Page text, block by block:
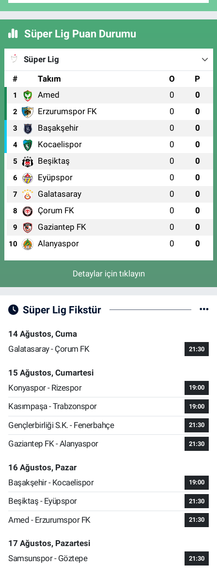
Süper Lig Puan Durumu
Süper Lig
#
Takım O P
1 Amed 0 0
2 Erzurumspor FK 0 0
3 Başakşehir 0 0
4 Kocaelispor 0 0
5 Beşiktaş 0 0
6 Eyüpspor 0 0
7 Galatasaray 0 0
8 Çorum FK 0 0
9 Gaziantep FK 0 0
10 Alanyaspor 0 0
Detaylar için tıklayın
Süper Lig Fikstür
14 Ağustos, Cuma
Galatasaray - Çorum FK
21:30
15 Ağustos, Cumartesi
Konyaspor - Rizespor
19:00
Kasımpaşa - Trabzonspor 19:00
Gençlerbirliği S.K. - Fenerbahçe 21:30
Gaziantep FK - Alanyaspor 21:30
16 Ağustos, Pazar
Başakşehir - Kocaelispor
19:00
Beşiktaş - Eyüpspor 21:30
Amed - Erzurumspor FK 21:30
17 Ağustos, Pazartesi
Samsunspor - Göztepe
21:30